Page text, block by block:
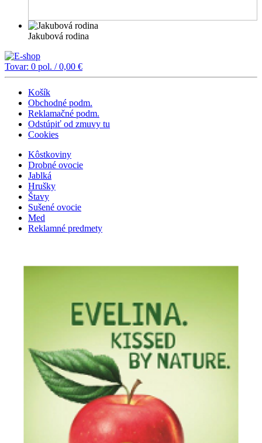
Jakubová rodina
Tovar: 0 pol. /0,00 €
Košík
Obchodné podm.
Reklamačné podm.
Odstúpiť od zmuvy tu
Cookies
Kôstkoviny
Drobné ovocie
Jablká
Hrušky
Štavy
Sušené ovocie
Med
Reklamné predmety